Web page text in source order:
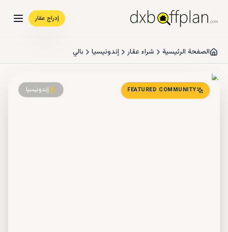
إدراج عقار
الصفحة الرئيسية شراء عقار إندونيسيا بالي
FEATURED COMMUNITY إندونيسيا